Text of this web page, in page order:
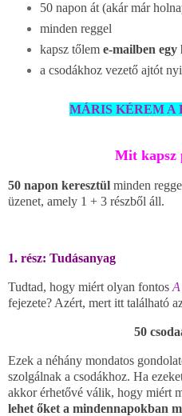
50 napon át (akár már
minden reggel
kapsz tőlem e-mailben egy
a csodákhoz vezető ajtót
MÁRIS KÉREM A
Mit kapsz
50 napon keresztül minden
üzenet, amely 1 + 3 részből áll.
1. rész: Tudásanyag
Tudtad, hogy miért olyan fontos
fejezete? Azért, mert itt található
50
Ezek a néhány mondatos
szolgálnak a csodákhoz. Ha
akkor érhetővé válik, hogy miért
lehet őket a mindennapokban